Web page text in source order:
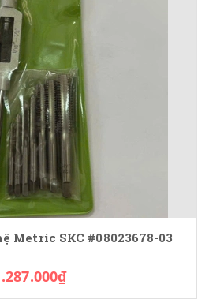
Metric SKC #08023678-03